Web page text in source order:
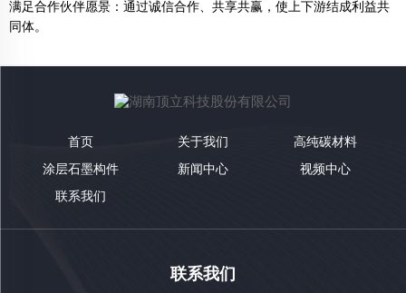
满足合作伙伴愿景：通过诚信合作、共享共赢，使上下游结成利益共
同体。
首页 关于我们 高纯碳材料
涂层石墨构件 新闻中心 视频中心
联系我们
联系我们